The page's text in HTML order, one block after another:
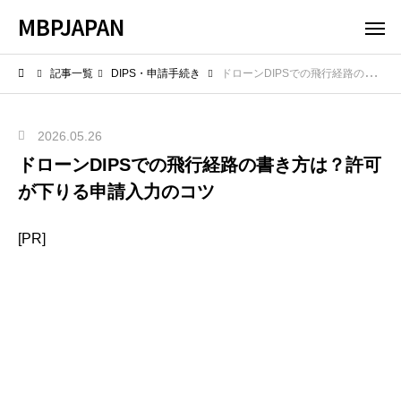
MBPJAPAN
記事一覧 DIPS・申請手続き ドローンDIPSでの飛行経路の書き方は？許可が下りる申請入力のコツ
2026.05.26
ドローンDIPSでの飛行経路の書き方は？許可
が下りる申請入力のコツ
[PR]